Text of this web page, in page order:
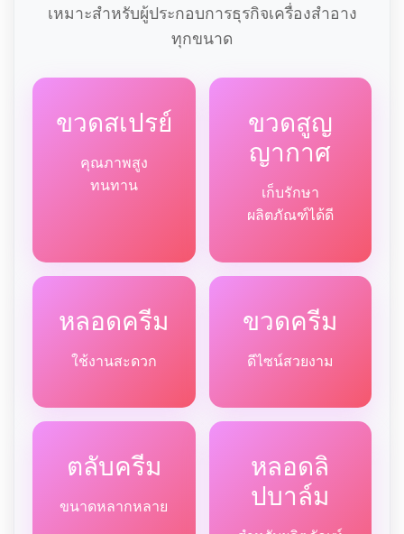
เหมาะสำหรับผู้ประกอบการธุรกิจเครื่องสำอาง
ทุกขนาด
ขวดสเปรย์
คุณภาพสูง
ทนทาน
ขวดสูญ
ญากาศ
เก็บรักษา
ผลิตภัณฑ์ได้ดี
หลอดครีม
ใช้งานสะดวก
ขวดครีม
ดีไซน์สวยงาม
ตลับครีม
ขนาดหลากหลาย
หลอดลิ
ปบาล์ม